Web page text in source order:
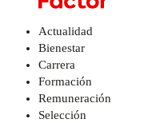
Actualidad
Bienestar
Carrera
Formación
Remuneración
Selección